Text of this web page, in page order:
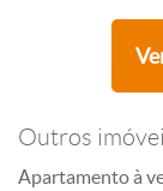
Outros
Apartamento à